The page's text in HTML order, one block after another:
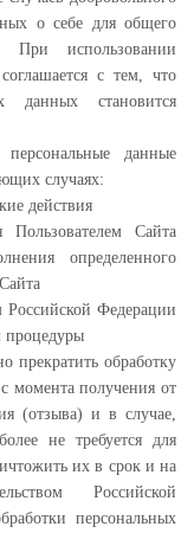
о себе для общего
При использовании
с тем, что
данных становится
данные
случаях:
действия
Пользователем Сайта
определенного
Российской Федерации
процедуры
прекратить обработку
момента получения от
(отзыва) и в случае,
не требуется для
их в срок и на
Российской
персональных